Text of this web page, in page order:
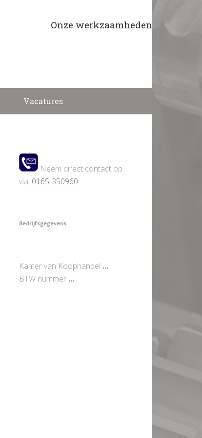
Onze werkzaamheden
Vacatures
Neem direct contact op
via: 0165-350960
Bedrijfsgegevens
Kamer van Koophandel ...
BTW nummer ...